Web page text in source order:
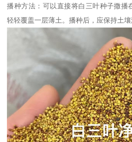
播种方法：可以直接将白三叶种子撒播
轻轻覆盖一层薄土。播种后，应保持土壤